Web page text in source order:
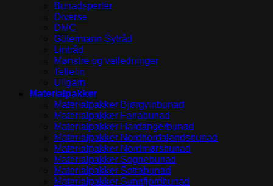
Bunadsperler
Diverse
DMC
Gütermann Sytråd
Lintråd
Mønstre og veiledninger
Tellelin
Ullgarn
Materialpakker
Materialpakker Bjørgvinbunad
Materialpakker Fanabunad
Materialpakker Hardangerbunad
Materialpakker Nordhordalandsbunad
Materialpakker Nordmørsbunad
Materialpakker Sognebunad
Materialpakker Sotrabunad
Materialpakker Sunnfjordbunad